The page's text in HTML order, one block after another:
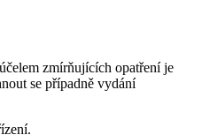
zmírňujících opatření je
se případně vydání